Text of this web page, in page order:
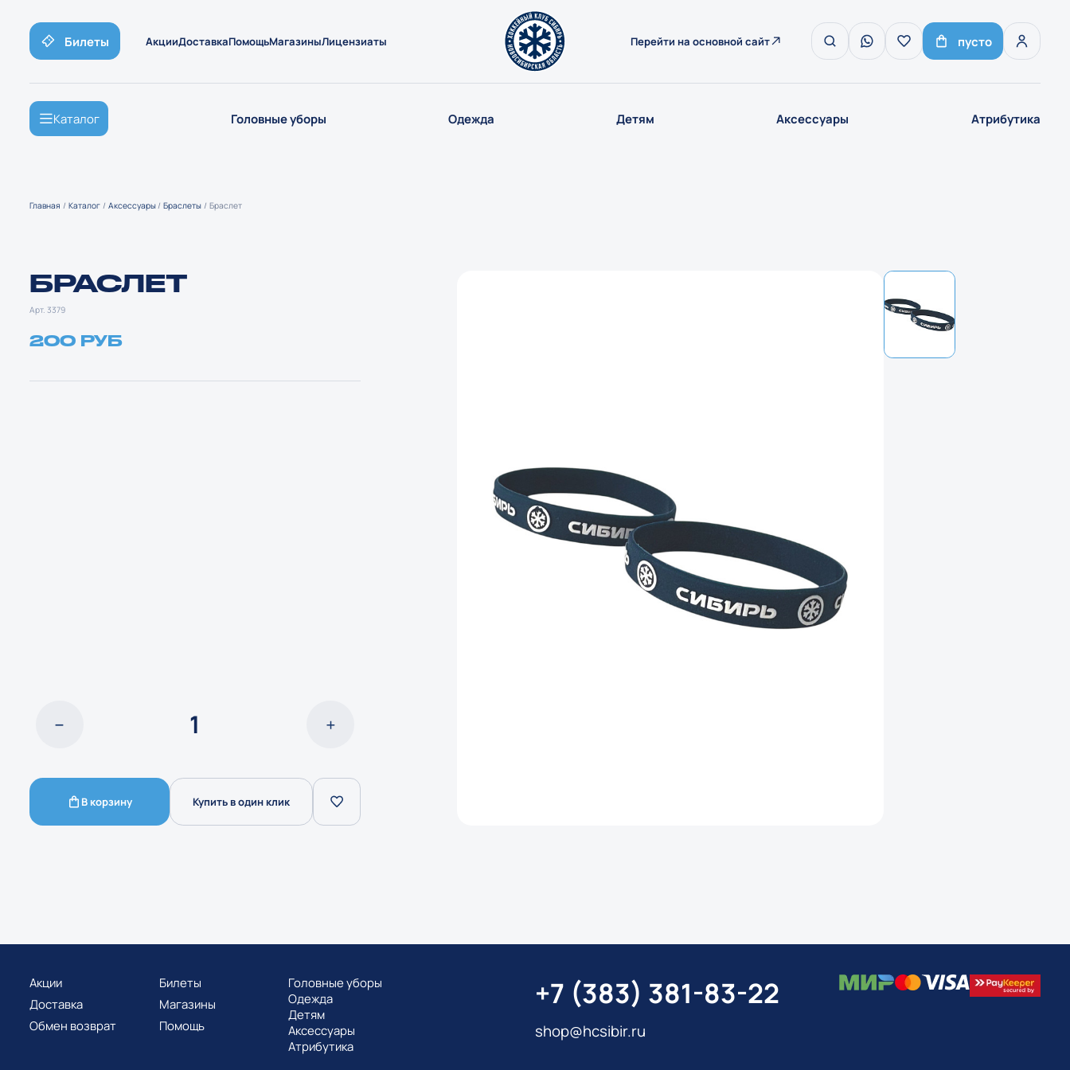
Билеты АкцииДоставкаПомощьМагазиныЛицензиаты Перейти на основной сайт пусто
Каталог Головные уборы Одежда Детям Аксессуары Атрибутика
Главная Каталог Аксессуары Браслеты Браслет
БРАСЛЕТ
Арт. 3379
200 РУБ
В корзину Купить в один клик
Акции
Доставка
Обмен возврат
Билеты
Магазины
Помощь
Головные уборы
Одежда
Детям
Аксессуары
Атрибутика
+7 (383) 381-83-22
shop@hcsibir.ru